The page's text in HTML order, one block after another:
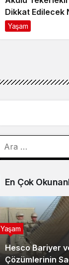
Dikkat Edilecek
Güvenlik ve
Yaşam
En Çok
Hesco Bariyer
Çözümlerinin
Yaşam